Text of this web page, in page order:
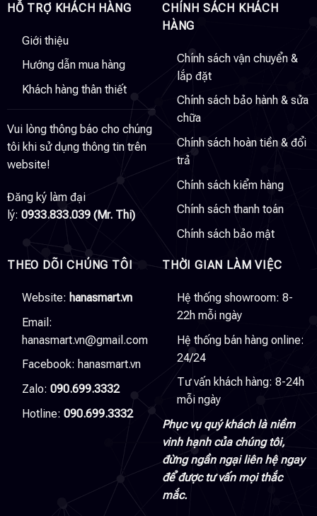
HỖ TRỢ KHÁCH HÀNG
Giới thiệu
Hướng dẫn mua hàng
Khách hàng thân thiết
Vui lòng thông báo cho chúng
tôi khi sử dụng thông tin trên
website!
Đăng ký làm đại
lý: 0933.833.039 (Mr. Thi)
CHÍNH SÁCH KHÁCH
HÀNG
Chính sách vận chuyển &
lắp đặt
Chính sách bảo hành & sửa
chữa
Chính sách hoàn tiền & đổi
trả
Chính sách kiểm hàng
Chính sách thanh toán
Chính sách bảo mật
THEO DÕI CHÚNG TÔI
Website: hanasmart.vn
Email:
hanasmart.vn@gmail.com
Facebook: hanasmart.vn
Zalo: 090.699.3332
Hotline: 090.699.3332
THỜI GIAN LÀM VIỆC
Hệ thống showroom: 8-
22h mỗi ngày
Hệ thống bán hàng online:
24/24
Tư vấn khách hàng: 8-24h
mỗi ngày
Phục vụ quý khách là niềm
vinh hạnh của chúng tôi,
đừng ngần ngại liên hệ ngay
để được tư vấn mọi thắc
mắc.